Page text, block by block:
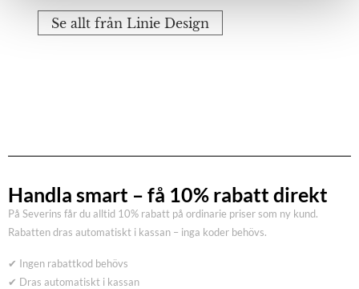
Se allt från Linie Design
Handla smart – få 10% rabatt direkt
På Severins får du alltid 10% rabatt på ordinarie priser som ny kund.
Rabatten dras automatiskt i kassan – inga koder behövs.
✔ Ingen rabattkod behövs
✔ Dras automatiskt i kassan